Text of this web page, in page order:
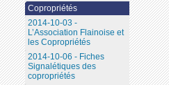
Copropriétés
2014-10-03 -
L’Association Flainoise et
les Copropriétés
2014-10-06 - Fiches
Signalétiques des
copropriétés